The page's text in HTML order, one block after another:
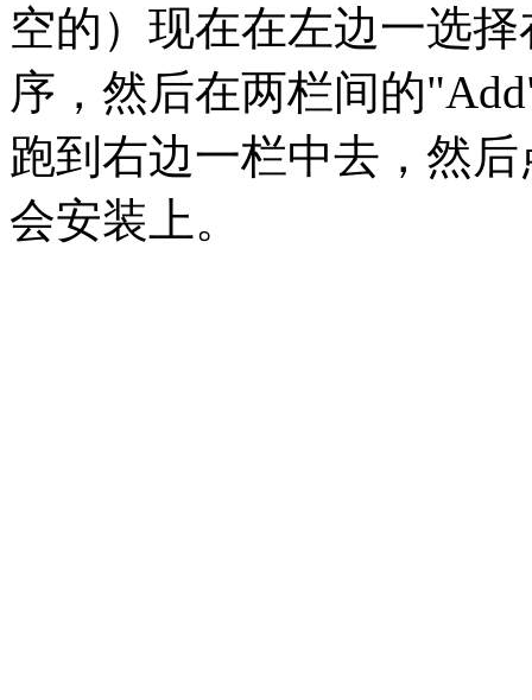
空的）现在在左边一选
序，然后在两栏间的
跑到右边一栏中去，然
会安装上。